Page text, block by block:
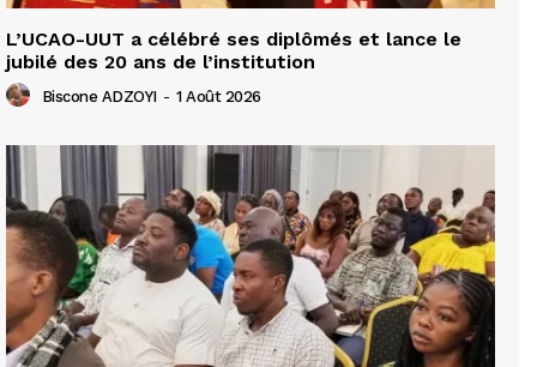
L’UCAO-UUT a célébré ses diplômés et lance le
jubilé des 20 ans de l’institution
Biscone ADZOYI - 1 Août 2026